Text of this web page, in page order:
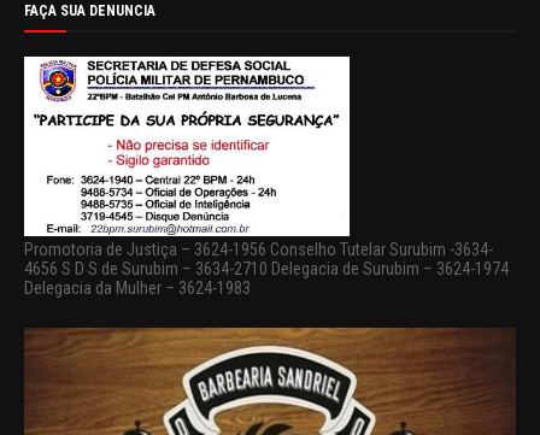
FAÇA SUA DENUNCIA
Promotoria de Justiça – 3624-1956 Conselho Tutelar Surubim -3634-
4656 S D S de Surubim – 3634-2710 Delegacia de Surubim – 3624-1974
Delegacia da Mulher – 3624-1983